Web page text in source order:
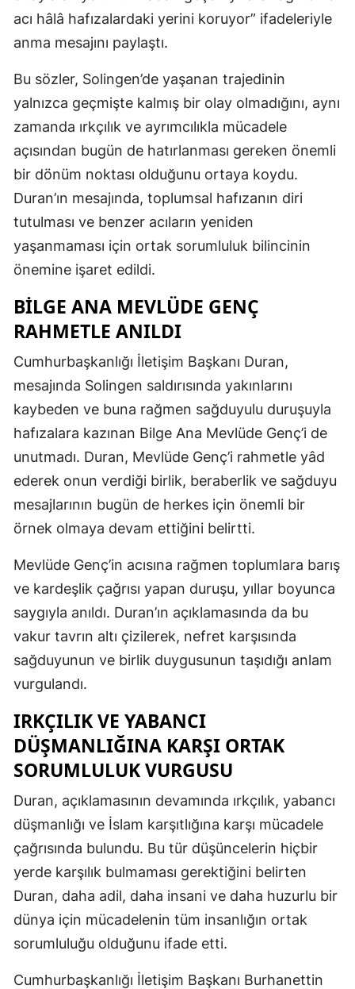
acı hâlâ hafızalardaki yerini koruyor” ifadeleriyle
anma mesajını paylaştı.
Bu sözler, Solingen’de yaşanan trajedinin
yalnızca geçmişte kalmış bir olay olmadığını, aynı
zamanda ırkçılık ve ayrımcılıkla mücadele
açısından bugün de hatırlanması gereken önemli
bir dönüm noktası olduğunu ortaya koydu.
Duran’ın mesajında, toplumsal hafızanın diri
tutulması ve benzer acıların yeniden
yaşanmaması için ortak sorumluluk bilincinin
önemine işaret edildi.
BILGE ANA MEVLÜDE GENÇ
RAHMETLE ANILDI
Cumhurbaşkanlığı İletişim Başkanı Duran,
mesajında Solingen saldırısında yakınlarını
kaybeden ve buna rağmen sağduyulu duruşuyla
hafızalara kazınan Bilge Ana Mevlüde Genç’i de
unutmadı. Duran, Mevlüde Genç’i rahmetle yâd
ederek onun verdiği birlik, beraberlik ve sağduyu
mesajlarının bugün de herkes için önemli bir
örnek olmaya devam ettiğini belirtti.
Mevlüde Genç’in acısına rağmen toplumlara barış
ve kardeşlik çağrısı yapan duruşu, yıllar boyunca
saygıyla anıldı. Duran’ın açıklamasında da bu
vakur tavrın altı çizilerek, nefret karşısında
sağduyunun ve birlik duygusunun taşıdığı anlam
vurgulandı.
IRKÇILIK VE YABANCI
DÜŞMANLIĞINA KARŞI ORTAK
SORUMLULUK VURGUSU
Duran, açıklamasının devamında ırkçılık, yabancı
düşmanlığı ve İslam karşıtlığına karşı mücadele
çağrısında bulundu. Bu tür düşüncelerin hiçbir
yerde karşılık bulmaması gerektiğini belirten
Duran, daha adil, daha insani ve daha huzurlu bir
dünya için mücadelenin tüm insanlığın ortak
sorumluluğu olduğunu ifade etti.
Cumhurbaşkanlığı İletişim Başkanı Burhanettin